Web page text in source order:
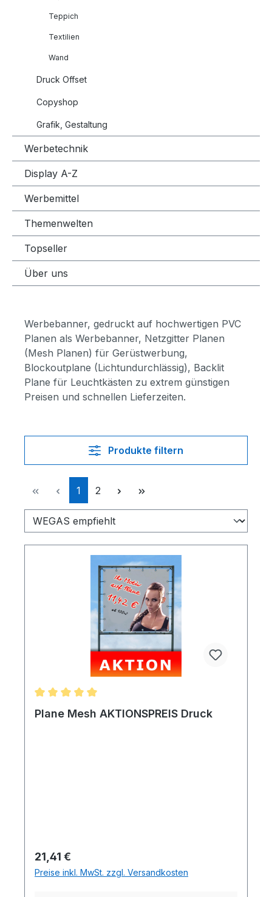
Teppich
Textilien
Wand
Druck Offset
Copyshop
Grafik, Gestaltung
Werbetechnik
Display A-Z
Werbemittel
Themenwelten
Topseller
Über uns
Werbebanner, gedruckt auf hochwertigen PVC
Planen als Werbebanner, Netzgitter Planen
(Mesh Planen) für Gerüstwerbung,
Blockoutplane (Lichtundurchlässig), Backlit
Plane für Leuchtkästen zu extrem günstigen
Preisen und schnellen Lieferzeiten.
Produkte filtern
Seite
1 Seite
2
Durchschnittliche Bewertung von 5 von 5 Sternen
Plane Mesh AKTIONSPREIS Druck
Regulärer Preis:
21,41 €
Preise inkl. MwSt. zzgl. Versandkosten